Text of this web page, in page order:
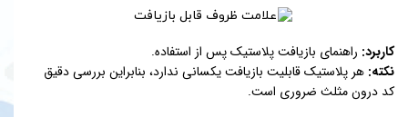
کاربرد: راهنمای بازیافت پلاستیک پس از استفاده.
نکته: هر پلاستیک قابلیت بازیافت یکسانی ندارد، بنابراین بررسی دقیق
کد درون مثلث ضروری است.